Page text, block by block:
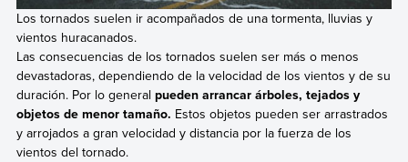
Los tornados suelen ir acompañados de una tormenta, lluvias y
vientos huracanados.
Las consecuencias de los tornados suelen ser más o menos
devastadoras, dependiendo de la velocidad de los vientos y de su
duración. Por lo general pueden arrancar árboles, tejados y
objetos de menor tamaño. Estos objetos pueden ser arrastrados
y arrojados a gran velocidad y distancia por la fuerza de los
vientos del tornado.